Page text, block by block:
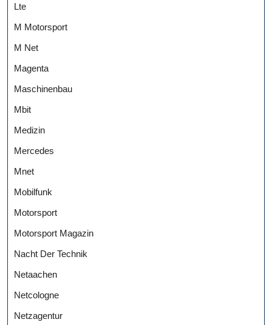
Lte
M Motorsport
M Net
Magenta
Maschinenbau
Mbit
Medizin
Mercedes
Mnet
Mobilfunk
Motorsport
Motorsport Magazin
Nacht Der Technik
Netaachen
Netcologne
Netzagentur